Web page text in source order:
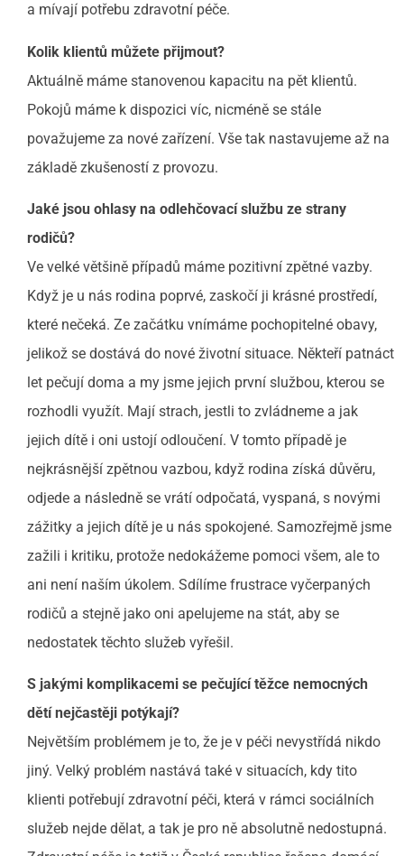
a mívají potřebu zdravotní péče.
Kolik klientů můžete přijmout?
Aktuálně máme stanovenou kapacitu na pět klientů.
Pokojů máme k dispozici víc, nicméně se stále
považujeme za nové zařízení. Vše tak nastavujeme až na
základě zkušeností z provozu.
Jaké jsou ohlasy na odlehčovací službu ze strany
rodičů?
Ve velké většině případů máme pozitivní zpětné vazby.
Když je u nás rodina poprvé, zaskočí ji krásné prostředí,
které nečeká. Ze začátku vnímáme pochopitelné obavy,
jelikož se dostává do nové životní situace. Někteří patnáct
let pečují doma a my jsme jejich první službou, kterou se
rozhodli využít. Mají strach, jestli to zvládneme a jak
jejich dítě i oni ustojí odloučení. V tomto případě je
nejkrásnější zpětnou vazbou, když rodina získá důvěru,
odjede a následně se vrátí odpočatá, vyspaná, s novými
zážitky a jejich dítě je u nás spokojené. Samozřejmě jsme
zažili i kritiku, protože nedokážeme pomoci všem, ale to
ani není naším úkolem. Sdílíme frustrace vyčerpaných
rodičů a stejně jako oni apelujeme na stát, aby se
nedostatek těchto služeb vyřešil.
S jakými komplikacemi se pečující těžce nemocných
dětí nejčastěji potýkají?
Největším problémem je to, že je v péči nevystřídá nikdo
jiný. Velký problém nastává také v situacích, kdy tito
klienti potřebují zdravotní péči, která v rámci sociálních
služeb nejde dělat, a tak je pro ně absolutně nedostupná.